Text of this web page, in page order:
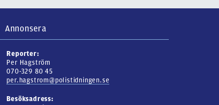
Annonsera
Reporter:
Per Hagström
070-329 80 45
per.hagstrom@polistidningen.se
Besöksadress: